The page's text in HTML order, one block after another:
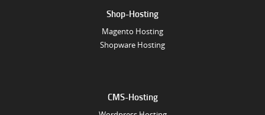
Shop-Hosting
Magento Hosting
Shopware Hosting
CMS-Hosting